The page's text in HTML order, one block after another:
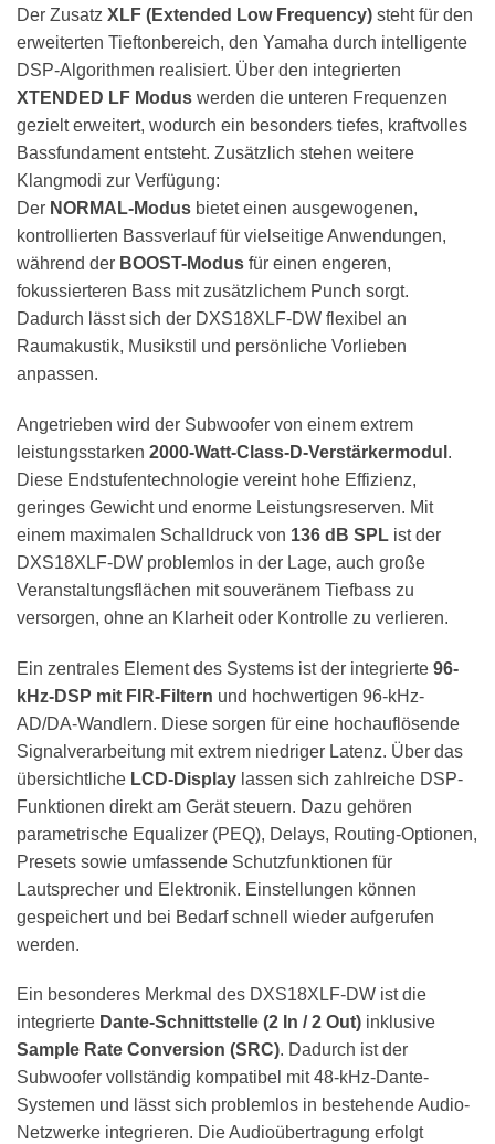
Der Zusatz XLF (Extended Low Frequency) steht für den
erweiterten Tieftonbereich, den Yamaha durch intelligente
DSP-Algorithmen realisiert. Über den integrierten
XTENDED LF Modus werden die unteren Frequenzen
gezielt erweitert, wodurch ein besonders tiefes, kraftvolles
Bassfundament entsteht. Zusätzlich stehen weitere
Klangmodi zur Verfügung:
Der NORMAL-Modus bietet einen ausgewogenen,
kontrollierten Bassverlauf für vielseitige Anwendungen,
während der BOOST-Modus für einen engeren,
fokussierteren Bass mit zusätzlichem Punch sorgt.
Dadurch lässt sich der DXS18XLF-DW flexibel an
Raumakustik, Musikstil und persönliche Vorlieben
anpassen.
Angetrieben wird der Subwoofer von einem extrem
leistungsstarken 2000-Watt-Class-D-Verstärkermodul .
Diese Endstufentechnologie vereint hohe Effizienz,
geringes Gewicht und enorme Leistungsreserven. Mit
einem maximalen Schalldruck von 136 dB SPL ist der
DXS18XLF-DW problemlos in der Lage, auch große
Veranstaltungsflächen mit souveränem Tiefbass zu
versorgen, ohne an Klarheit oder Kontrolle zu verlieren.
Ein zentrales Element des Systems ist der integrierte 96-
kHz-DSP mit FIR-Filtern und hochwertigen 96-kHz-
AD/DA-Wandlern. Diese sorgen für eine hochauflösende
Signalverarbeitung mit extrem niedriger Latenz. Über das
übersichtliche LCD-Display lassen sich zahlreiche DSP-
Funktionen direkt am Gerät steuern. Dazu gehören
parametrische Equalizer (PEQ), Delays, Routing-Optionen,
Presets sowie umfassende Schutzfunktionen für
Lautsprecher und Elektronik. Einstellungen können
gespeichert und bei Bedarf schnell wieder aufgerufen
werden.
Ein besonderes Merkmal des DXS18XLF-DW ist die
integrierte Dante-Schnittstelle (2 In / 2 Out) inklusive
Sample Rate Conversion (SRC). Dadurch ist der
Subwoofer vollständig kompatibel mit 48-kHz-Dante-
Systemen und lässt sich problemlos in bestehende Audio-
Netzwerke integrieren. Die Audioübertragung erfolgt